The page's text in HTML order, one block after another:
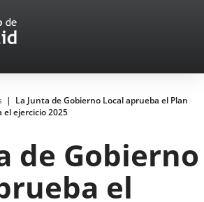
La Junta de Gobierno Local aprueba el Plan
ejercicio 2025
de Gobierno
el